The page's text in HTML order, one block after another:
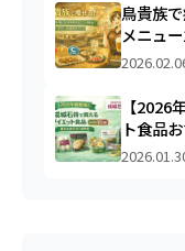
鳥貴族
メニュ
【2026
ト食品